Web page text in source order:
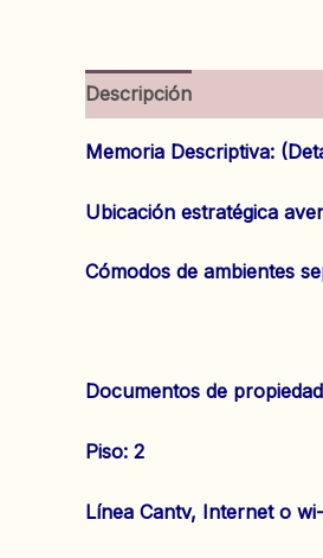
Descripción
Memoria Descriptiva:
Ubicación estratégica
Cómodos de ambientes
Documentos de
Piso: 2
‌Línea Cantv, Internet o